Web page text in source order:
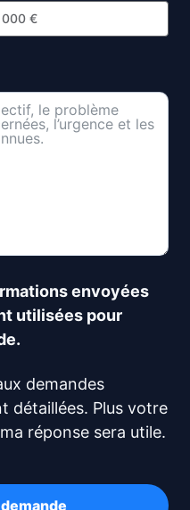
000 €
envoyées
utilisées pour
demandes
détaillées. Plus votre
réponse sera utile.